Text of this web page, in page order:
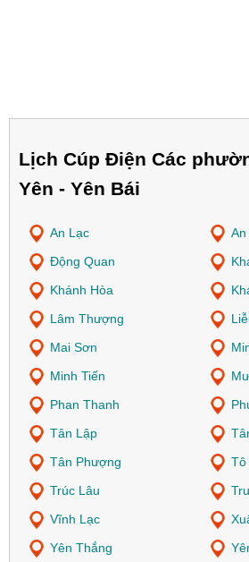
Lịch Cúp Điện Các
Yên - Yên Bái
An Lạc
An
Động Quan
Khánh Hòa
Lâm Thượng
Mai Sơn
Minh Tiến
Phan Thanh
Tân Lập
Tân Phượng
Tô
Trúc Lâu
Vĩnh Lạc
Yên Thắng